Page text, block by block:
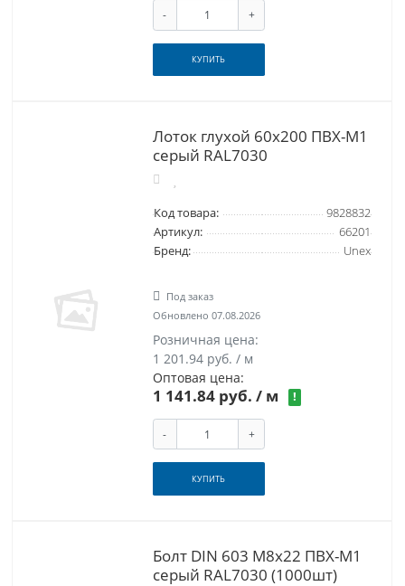
- +
КУПИТЬ
Лоток глухой 60x200 ПВХ-М1
серый RAL7030
Код товара:
9828832
Артикул:
66201
Бренд:
Unex
Под заказ
Обновлено 07.08.2026
Розничная цена:
1 201.94 руб. / м
Оптовая цена:
1 141.84 руб. / м !
- +
КУПИТЬ
Болт DIN 603 M8x22 ПВХ-М1
серый RAL7030 (1000шт)